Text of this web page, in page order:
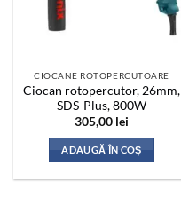
CIOCANE ROTOPERCUTOARE
Ciocan rotopercutor, 26mm,
SDS-Plus, 800W
305,00 lei
ADAUGĂ ÎN COȘ